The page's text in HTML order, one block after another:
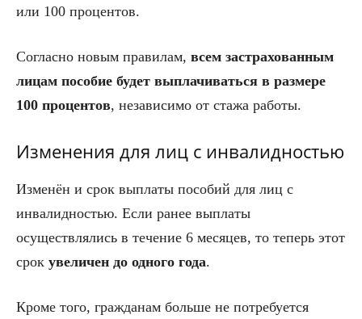
или 100 процентов.
Согласно новым правилам, всем застрахованным
лицам пособие будет выплачиваться в размере
100 процентов, независимо от стажа работы.
Изменения для лиц с инвалидностью
Изменён и срок выплаты пособий для лиц с
инвалидностью. Если ранее выплаты
осуществлялись в течение 6 месяцев, то теперь этот
срок увеличен до одного года.
Кроме того, гражданам больше не потребуется